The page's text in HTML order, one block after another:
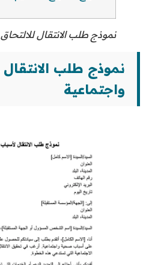
نموذج طلب الانتقال
نموذج طلب
واجتماعية